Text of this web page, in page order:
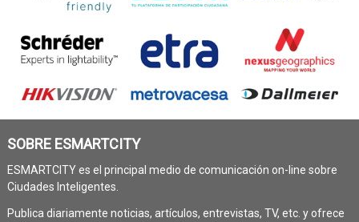
SOBRE ESMARTCITY
ESMARTCITY es el principal medio de comunicación on-line sobre
Ciudades Inteligentes.
Publica diariamente noticias, artículos, entrevistas, TV, etc. y ofrece